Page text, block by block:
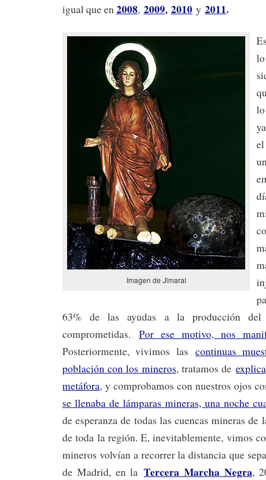
igual que en2008, 2009, 2010 y 2011.
Imagen de Jlmaral
63% de las ayudas a la producción del
comprometidas. Por ese motivo, nos
Posteriormente, vivimos las continuas
población con los mineros, tratamos de
metáfora, y comprobamos con nuestros ojos
se llenaba de lámparas mineras, una noche
de esperanza de todas las cuencas mineras
de toda la región. E, inevitablemente, vimos
mineros volvían a recorrer la distancia que
de Madrid, en laTercera Marcha Negra,